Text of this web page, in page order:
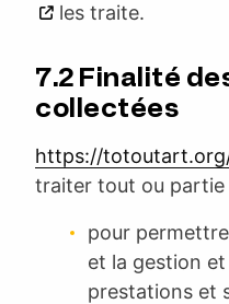
les traite.
7.2 Finalité
collectées
https://
traiter tout ou partie
pour
et la gestion
prestations et